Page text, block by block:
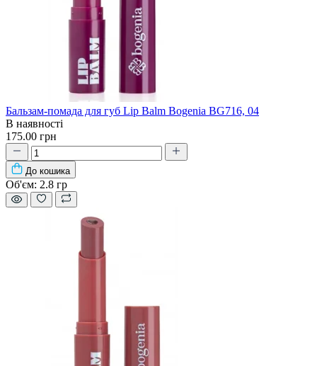
Бальзам-помада для губ Lip Balm Bogenia BG716, 04
В наявності
175.00 грн
До кошика
Об'єм: 2.8 гр